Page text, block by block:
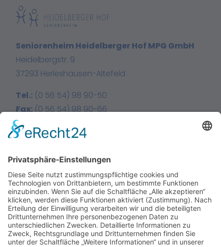
Seniorenheim Heidelberger Hof MPG GmbH
Heidelbergstr. 9
37293 Herleshausen-Altefeld
Tel.: (0 56 54) 98 90-50
Fax:(0 56 54) 98 90-66
E-Mail:info@heidelberger-hof.de
Instagram
Home
Über uns
Leistungen